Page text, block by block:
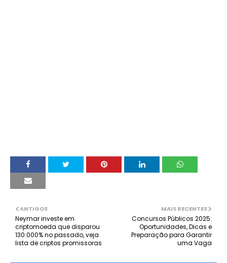
MAIS RECENTES
Concursos Públicos 2025:
Oportunidades, Dicas e
Preparação para Garantir
uma Vaga
ANTIGOS
Neymar investe em
criptomoeda que disparou
130.000% no passado, veja
lista de criptos promissoras